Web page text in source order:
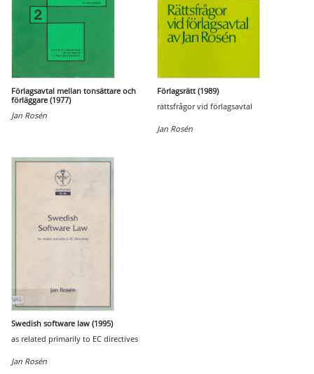
Förlagsavtal mellan tonsättare och
förläggare (1977)
Jan Rosén
Förlagsrätt (1989)
rättsfrågor vid förlagsavtal
Jan Rosén
Swedish software law (1995)
as related primarily to EC directives
Jan Rosén